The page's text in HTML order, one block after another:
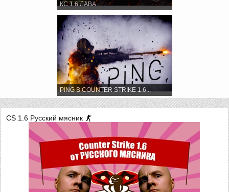
КС 1.6 ЛАВА...
PING В COUNTER STRIKE 1.6...
CS 1.6 Русский мясник